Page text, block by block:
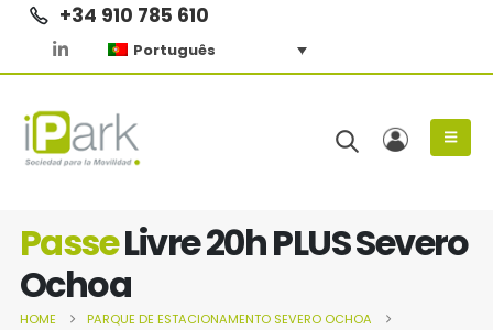
+34 910 785 610
Português
PasseLivre 20h PLUS Severo
Ochoa
HOME PARQUE DE ESTACIONAMENTO SEVERO OCHOA